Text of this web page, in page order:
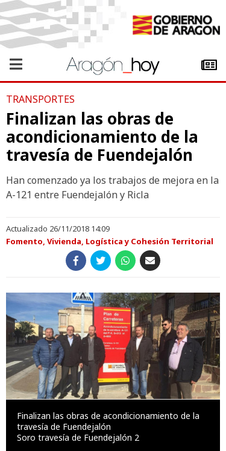
TRANSPORTES
Finalizan las obras de
acondicionamiento de la
travesía de Fuendejalón
Han comenzado ya los trabajos de mejora en la
A-121 entre Fuendejalón y Ricla
Actualizado 26/11/2018 14:09
Fomento, Vivienda, Logística y Cohesión Territorial
Finalizan las obras de acondicionamiento de la
travesía de Fuendejalón
Soro travesía de Fuendejalón 2